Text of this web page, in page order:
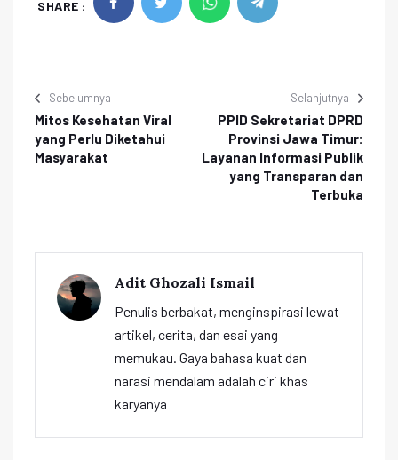
SHARE :
Sebelumnya
Mitos Kesehatan Viral
yang Perlu Diketahui
Masyarakat
Selanjutnya
PPID Sekretariat DPRD
Provinsi Jawa Timur:
Layanan Informasi Publik
yang Transparan dan
Terbuka
Adit Ghozali Ismail
Penulis berbakat, menginspirasi lewat
artikel, cerita, dan esai yang
memukau. Gaya bahasa kuat dan
narasi mendalam adalah ciri khas
karyanya